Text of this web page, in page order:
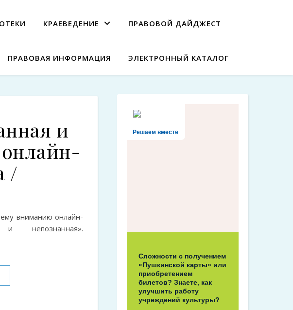
КРАЕВЕДЕНИЕ ПРАВОВОЙ ДАЙДЖЕСТ
ПРАВОВАЯ ИНФОРМАЦИЯ ЭЛЕКТРОННЫЙ КАТАЛОГ
и
/
вниманию онлайн-
непознанная».
Решаем вместе
Сложности с получением
«Пушкинской карты» или
приобретением
билетов? Знаете, как
улучшить работу
учреждений культуры?